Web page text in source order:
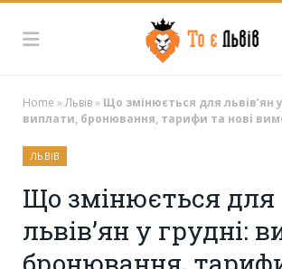
Home »Львів» Що змінюється для львів’ян
виплати, бронювання, тарифи та нові
ЛЬВІВ
Що змінюється для
львів’ян у грудні: